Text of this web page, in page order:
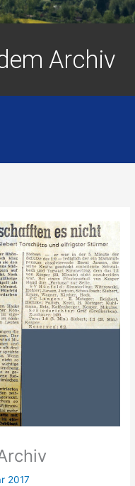
Archiv
2017